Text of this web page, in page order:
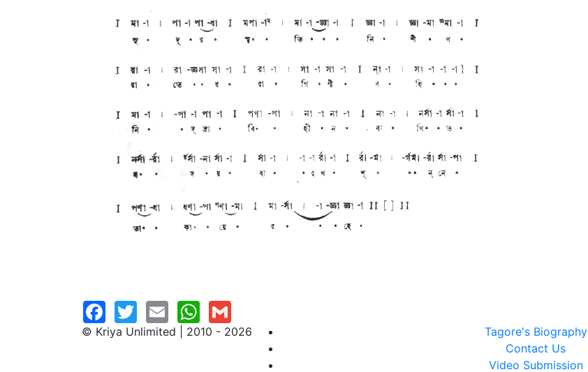
© Kriya Unlimited | 2010 - 2026
Tagore's Biography
Contact Us
Video Submission